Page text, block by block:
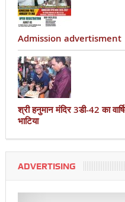
Admission advertisment
श्री हनुमान मंदिर 3डी-42 का
भाटिया
ADVERTISING